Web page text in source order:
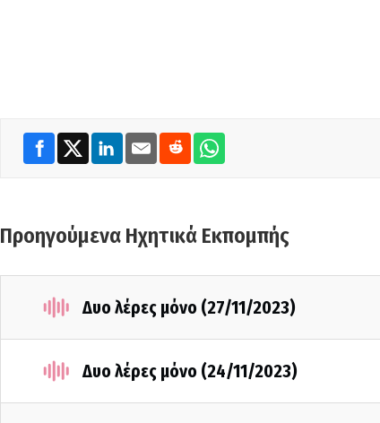
Προηγούμενα Ηχητικά Εκπομπής
Δυο λέρες μόνο (27/11/2023)
Δυο λέρες μόνο (24/11/2023)